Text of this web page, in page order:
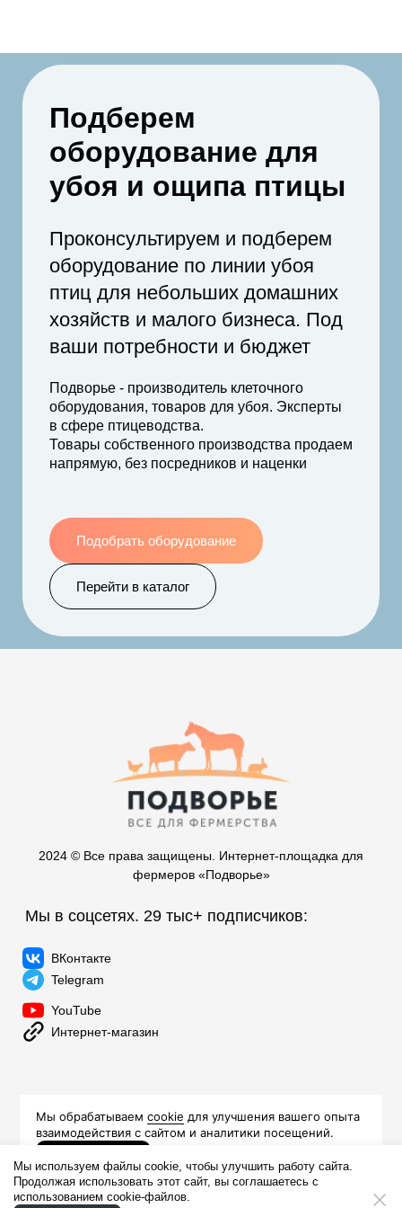
Подберем
оборудование для
убоя и ощипа птицы
Проконсультируем и подберем
оборудование по линии убоя
птиц для небольших домашних
хозяйств и малого бизнеса. Под
ваши потребности и бюджет
Подворье - производитель клеточного
оборудования, товаров для убоя. Эксперты
в сфере птицеводства.
Товары собственного производства продаем
напрямую, без посредников и наценки
Подобрать оборудование
Перейти в каталог
2024 © Все права защищены. Интернет-площадка для
фермеров «Подворье»
Мы в соцсетях. 29 тыс+ подписчиков:
ВКонтакте
Telegram
YouTube
Интернет-магазин
Дом-шоурум
Киров, ул.Филатова, 34 корпус Б
Мы используем файлы cookie, чтобы улучшить работу сайта.
Продолжая использовать этот сайт, вы соглашаетесь с
использованием cookie-файлов.